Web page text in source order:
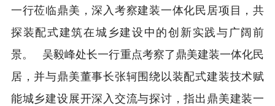
一行莅临鼎美，深入考察建装一体化民居项目，共
探装配式建筑在城乡建设中的创新实践与广阔前
景。 吴毅峰处长一行重点考察了鼎美建装一体化民
居，并与鼎美董事长张轲围绕以装配式建装技术赋
能城乡建设展开深入交流与探讨，指出鼎美建装一